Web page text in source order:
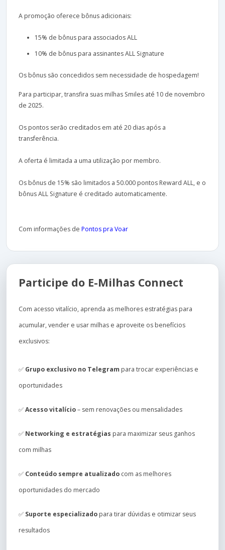
A promoção oferece bônus adicionais:
15% de bônus para associados ALL
10% de bônus para assinantes ALL Signature
Os bônus são concedidos sem necessidade de hospedagem!
Para participar, transfira suas milhas Smiles até 10 de novembro
de 2025.
Os pontos serão creditados em até 20 dias após a
transferência.
A oferta é limitada a uma utilização por membro.
Os bônus de 15% são limitados a 50.000 pontos Reward ALL, e o
bônus ALL Signature é creditado automaticamente.
Com informações de Pontos pra Voar
Participe do E-Milhas Connect
Com acesso vitalício, aprenda as melhores estratégias para
acumular, vender e usar milhas e aproveite os benefícios
exclusivos:
✅ Grupo exclusivo no Telegram para trocar experiências e
oportunidades
✅Acesso vitalício– sem renovações ou mensalidades
✅ Networking e estratégias para maximizar seus ganhos
com milhas
✅ Conteúdo sempre atualizado com as melhores
oportunidades do mercado
✅ Suporte especializado para tirar dúvidas e otimizar seus
resultados